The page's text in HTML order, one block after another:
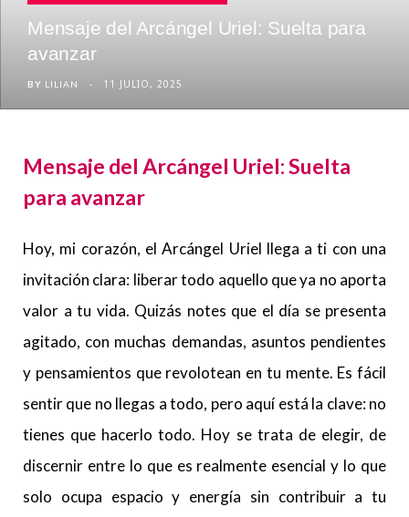
Mensaje del Arcángel Uriel: Suelta para
avanzar
BY LILIAN 11 JULIO, 2025
Mensaje del Arcángel Uriel: Suelta
para avanzar
Hoy, mi corazón, el Arcángel Uriel llega a ti con una
invitación clara: liberar todo aquello que ya no aporta
valor a tu vida. Quizás notes que el día se presenta
agitado, con muchas demandas, asuntos pendientes
y pensamientos que revolotean en tu mente. Es fácil
sentir que no llegas a todo, pero aquí está la clave: no
tienes que hacerlo todo. Hoy se trata de elegir, de
discernir entre lo que es realmente esencial y lo que
solo ocupa espacio y energía sin contribuir a tu